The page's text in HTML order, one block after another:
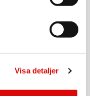
Visa detaljer
Rek: 179,00 kr